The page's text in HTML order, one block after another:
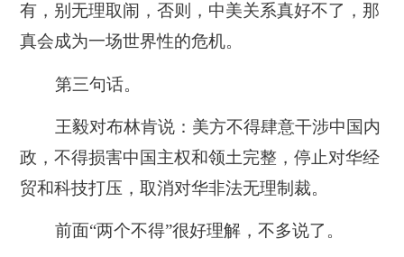
有，别无理取闹，否则，中美关系真好不了，那
真会成为一场世界性的危机。
第三句话。
王毅对布林肯说： 美方不得肆意干涉中国内
政，不得损害中国主权和领土完整，停止对华经
贸和科技打压，取消对华非法无理制裁。
前面“两个不得”很好理解，不多说了。